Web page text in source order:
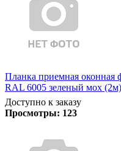
Планка приемная оконная
RAL 6005 зеленый мох (2м)
Доступно к заказу
Просмотры: 123